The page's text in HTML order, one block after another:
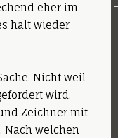
eher im
halt wieder
Nicht weil
wird.
Zeichner mit
Nach welchen